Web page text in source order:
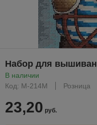
Набор для
В наличии
Код: М-214М
Розница
23,20 руб.